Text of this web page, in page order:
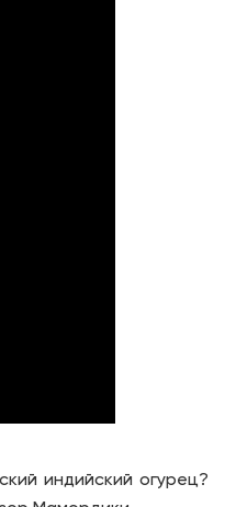
индийский огурец?